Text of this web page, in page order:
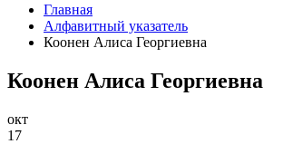
Главная
Алфавитный указатель
Коонен Алиса Георгиевна
Коонен Алиса Георгиевна
окт
17